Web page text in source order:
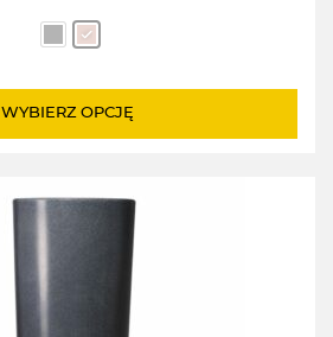
WYBIERZ OPCJĘ